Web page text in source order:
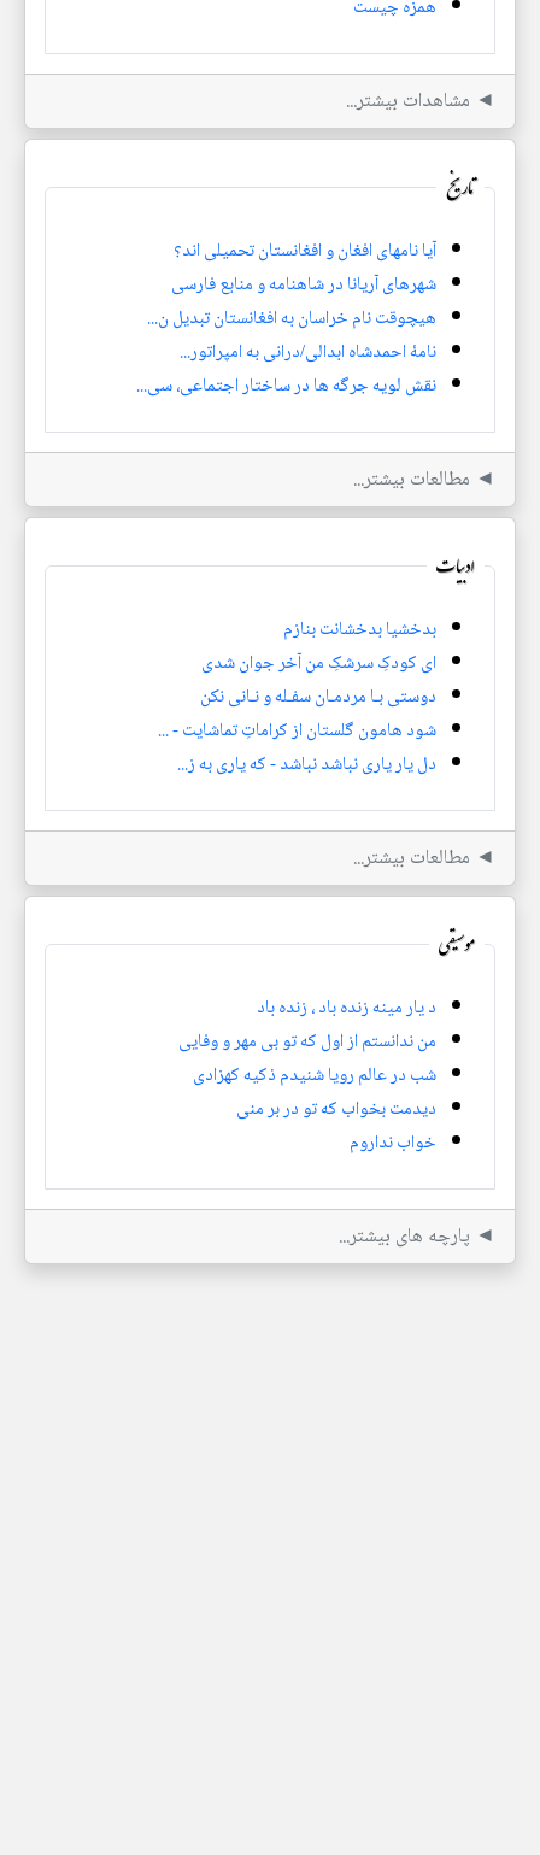
همزه چیست
◄ مشاهدات بیشتر...
تاریخ
آیا نامهای افغان و افغانستان تحمیلی اند؟
شهرهای آریانا در شاهنامه و منابع فارسی
هیچوقت نام خراسان به افغانستان تبدیل ن...
نامهٔ احمدشاه ابدالی/درانی به امپراتور...
نقش لویه جرگه ها در ساختار اجتماعی، سی...
◄ مطالعات بیشتر...
ادبیات
بدخشیا بدخشانت بنازم
ای کودکِ سرشکِ من آخر جوان شدی
دوستی بـا مردمـان سفـله و نـانی نکن
شود هامون گلستان از کراماتِ تماشایت - ...
دل یار یاری نباشد نباشد - که یاری به ز...
◄ مطالعات بیشتر...
موسیقی
د یار مینه زنده باد ، زنده باد
من ندانستم از اول که تو بی مهر و وفایی
شب در عالم رویا شنیدم ذکیه کهزادی
دیدمت بخواب که تو در بر منی
خواب نداروم
◄ پارچه های بیشتر...